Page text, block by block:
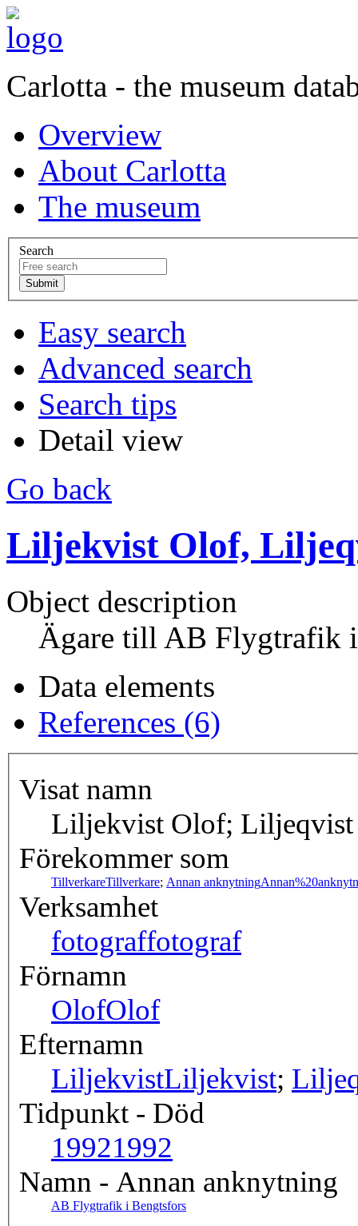
Carlotta - the museum
Overview
About Carlotta
The museum
Search
Easy search
Advanced search
Search tips
Detail view
Go back
Liljekvist Olof,
Object description
Ägare till AB Flygtrafik
Data elements
References (6)
Visat namn
Liljekvist Olof;
Förekommer som
TillverkareTillverkare; Annan anknytning
Verksamhet
fotograffotograf
Förnamn
OlofOlof
Efternamn
LiljekvistLiljekvist;
Tidpunkt - Död
19921992
Namn - Annan anknytning
AB Flygtrafik i Bengtsfors